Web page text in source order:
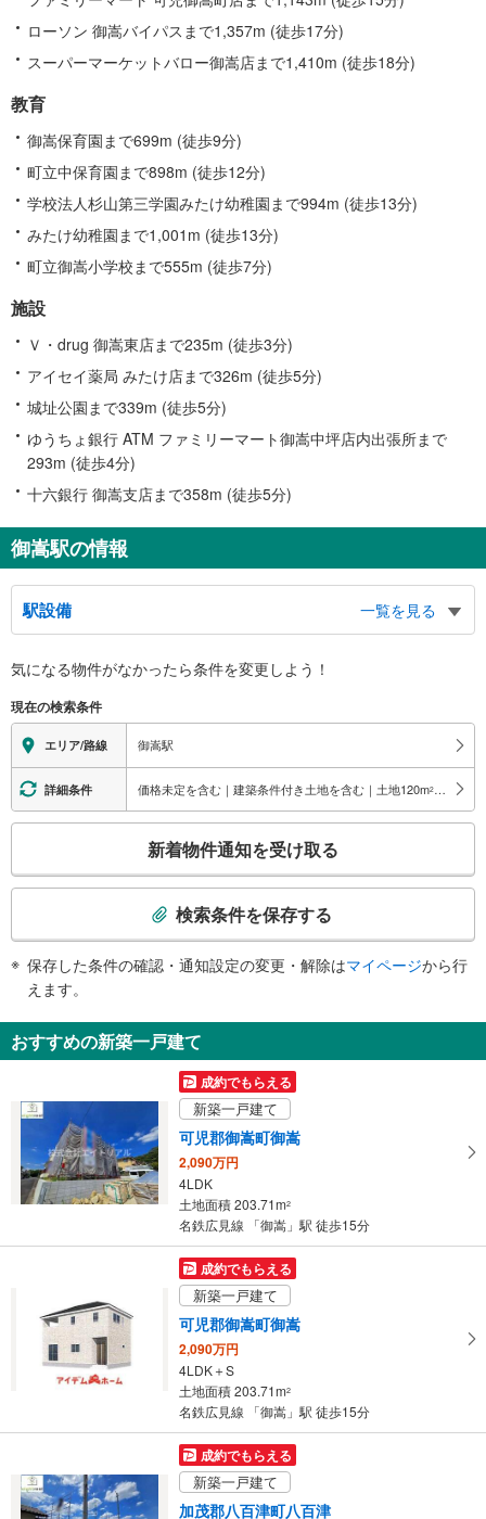
報
ローソン 御嵩バイパスまで1,357m (徒歩17分)
スーパーマーケットバロー御嵩店まで1,410m (徒歩18分)
教育
御嵩保育園まで699m (徒歩9分)
町立中保育園まで898m (徒歩12分)
学校法人杉山第三学園みたけ幼稚園まで994m (徒歩13分)
みたけ幼稚園まで1,001m (徒歩13分)
町立御嵩小学校まで555m (徒歩7分)
施設
Ｖ・drug 御嵩東店まで235m (徒歩3分)
アイセイ薬局 みたけ店まで326m (徒歩5分)
城址公園まで339m (徒歩5分)
ゆうちょ銀行 ATM ファミリーマート御嵩中坪店内出張所まで
293m (徒歩4分)
十六銀行 御嵩支店まで358m (徒歩5分)
御嵩駅の情報
駅設備
一覧を見る
※段差なしでの移動経路
地上⇔改札⇔ホーム：○
スロープ
・有り
その他
・点字案内（券売機）
気になる物件がなかったら条件を変更しよう！
現在の検索条件
エリア/路線 御嵩駅
詳細条件 価格未定を含む｜建築条件付き土地を含む｜土地120m2 以上
検
知
を
け
取
・
存
る
新着物件通知を受け取る
検索条件を保存する
保存した条件の確認・通知設定の変更・解除はマイページから行
えます。
おすすめの新築一戸建て
成約でもらえる
新築一戸建て
可児郡御嵩町御嵩
2,090万円
4LDK
土地面積 203.71m2
名鉄広見線 「御嵩」駅 徒歩15分
成約でもらえる
新築一戸建て
可児郡御嵩町御嵩
2,090万円
4LDK＋S
土地面積 203.71m2
名鉄広見線 「御嵩」駅 徒歩15分
成約でもらえる
新築一戸建て
加茂郡八百津町八百津